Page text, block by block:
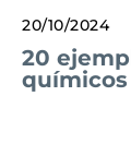
20/10/2024
20
químicos